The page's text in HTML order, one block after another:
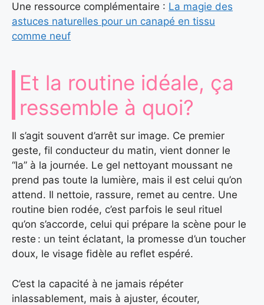
Une ressource complémentaire : La magie des
astuces naturelles pour un canapé en tissu
comme neuf
Et la routine idéale, ça
ressemble à quoi?
Il s’agit souvent d’arrêt sur image. Ce premier
geste, fil conducteur du matin, vient donner le
“la” à la journée. Le gel nettoyant moussant ne
prend pas toute la lumière, mais il est celui qu’on
attend. Il nettoie, rassure, remet au centre. Une
routine bien rodée, c’est parfois le seul rituel
qu’on s’accorde, celui qui prépare la scène pour le
reste : un teint éclatant, la promesse d’un toucher
doux, le visage fidèle au reflet espéré.
C’est la capacité à ne jamais répéter
inlassablement, mais à ajuster, écouter,